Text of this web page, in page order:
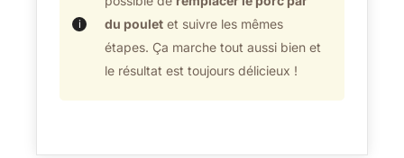
du poulet et suivre les mêmes
étapes. Ça marche tout aussi bien et
le résultat est toujours délicieux !